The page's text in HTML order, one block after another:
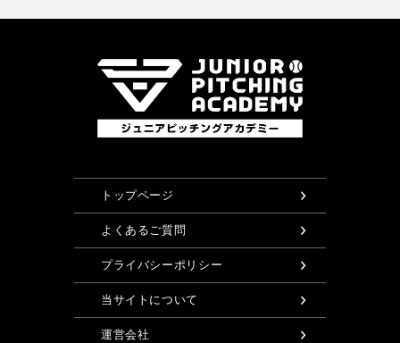
トップページ
よくあるご質問
プライバシーポリシー
当サイトについて
運営会社